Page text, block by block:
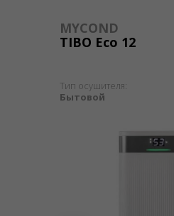
MYCOND
TIBO Eco 12
Тип осушителя:
Бытовой